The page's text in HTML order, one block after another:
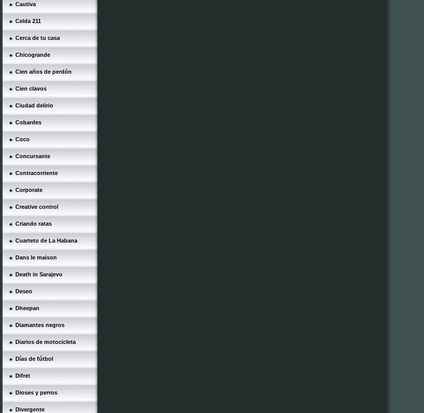
Cautiva
Celda 211
Cerca de tu casa
Chicogrande
Cien años de perdón
Cien clavos
Ciudad delirio
Cobardes
Coco
Concursante
Contracorriente
Corporate
Creative control
Criando ratas
Cuarteto de La Habana
Dans le maison
Death in Sarajevo
Deseo
Dheepan
Diamantes negros
Diarios de motocicleta
Días de fútbol
Difret
Dioses y perros
Divergente